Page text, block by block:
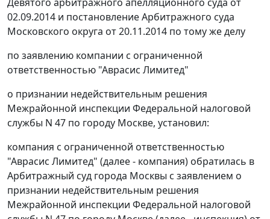
Девятого арбитражного апелляционного суда от
02.09.2014 и постановлениеАрбитражного суда
Московского округа от 20.11.2014 по тому же делу
по заявлению компании с ограниченной
ответственностью "Аврасис Лимитед"
о признании недействительным решения
Межрайонной инспекции Федеральной налоговой
службы N 47 по городу Москве, установил:
компания с ограниченной ответственностью
"Аврасис Лимитед" (далее - компания) обратилась в
Арбитражный суд города Москвы с заявлением о
признании недействительным решения
Межрайонной инспекции Федеральной налоговой